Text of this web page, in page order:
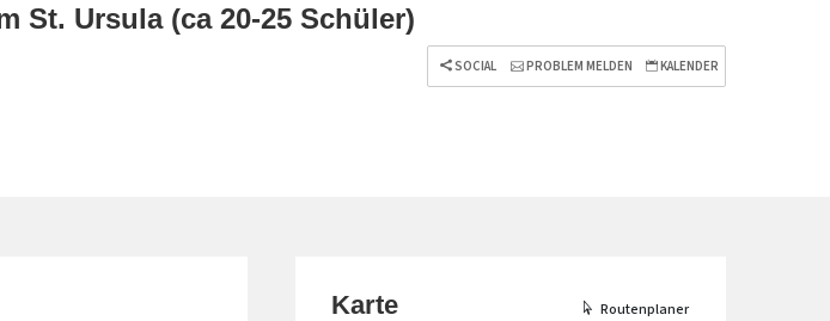
St. Ursula (ca 20-25 Schüler)
SOCIAL PROBLEM MELDEN KALENDER
Karte Routenplaner